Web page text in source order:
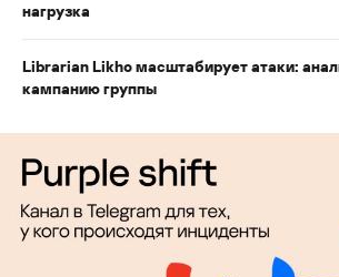
нагрузка
Librarian Likho масштабирует атаки:
кампанию группы